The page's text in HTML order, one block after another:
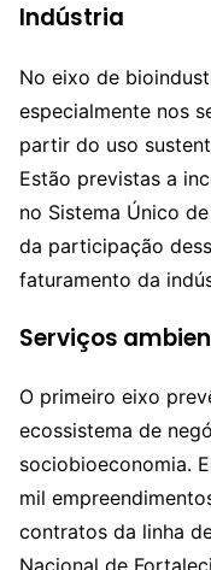
Indústria
No eixo de
especialmente nos
partir do uso
Estão previstas a
no Sistema Único
da participação
faturamento da
Serviços
O primeiro eixo
ecossistema de
sociobioeconomia.
mil
contratos da linha